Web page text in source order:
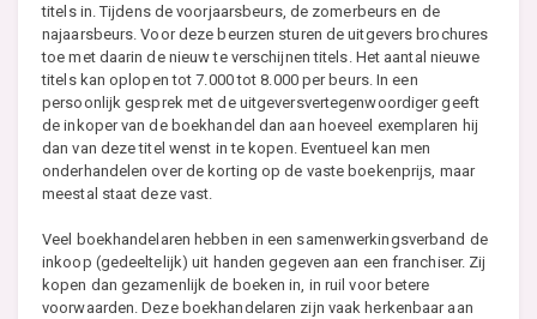
titels in. Tijdens de voorjaarsbeurs, de zomerbeurs en de
najaarsbeurs. Voor deze beurzen sturen de uitgevers brochures
toe met daarin de nieuw te verschijnen titels. Het aantal nieuwe
titels kan oplopen tot 7.000 tot 8.000 per beurs. In een
persoonlijk gesprek met de uitgeversvertegenwoordiger geeft
de inkoper van de boekhandel dan aan hoeveel exemplaren hij
dan van deze titel wenst in te kopen. Eventueel kan men
onderhandelen over de korting op de vaste boekenprijs, maar
meestal staat deze vast.
Veel boekhandelaren hebben in een samenwerkingsverband de
inkoop (gedeeltelijk) uit handen gegeven aan een franchiser. Zij
kopen dan gezamenlijk de boeken in, in ruil voor betere
voorwaarden. Deze boekhandelaren zijn vaak herkenbaar aan